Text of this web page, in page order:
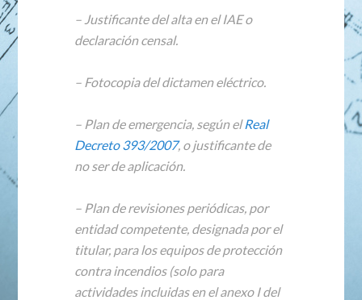
– Justificante del alta en el IAE o
declaración censal.
– Fotocopia del dictamen eléctrico.
– Plan de emergencia, según elReal
Decreto 393/2007, o justificante de
no ser de aplicación.
– Plan de revisiones periódicas, por
entidad competente, designada por el
titular, para los equipos de protección
contra incendios (solo para
actividades incluidas en el anexo I del